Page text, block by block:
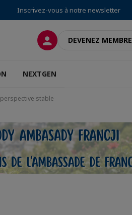
Inscrivez-vous à notre newsletter
CONNEXIONDEVENEZ MEMBRE
NEXTGEN
stable